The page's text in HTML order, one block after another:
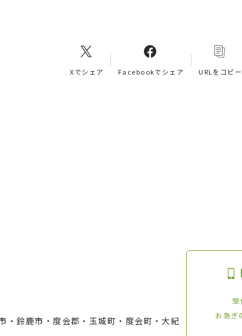
Xでシェア Facebookでシェア URLをコピー
・鈴鹿市・度会郡・玉城町・度会町・大紀
お急ぎ